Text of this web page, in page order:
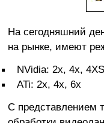
На сегодняшний
на рынке, имеют
NVidia: 2x, 4x,
ATi: 2x, 4x, 6x
С представлением